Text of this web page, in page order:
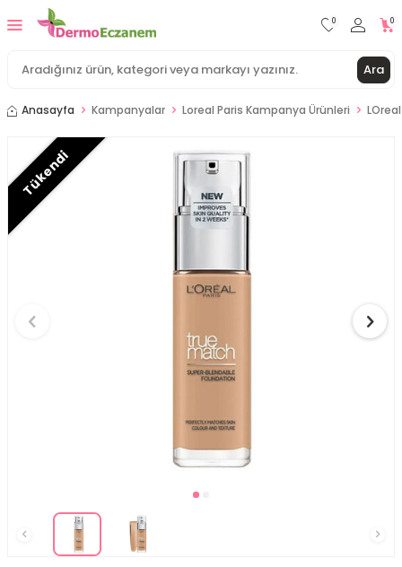
Ara
0 0
Anasayfa Kampanyalar Loreal Paris Kampanya Ürünleri
Tükendi